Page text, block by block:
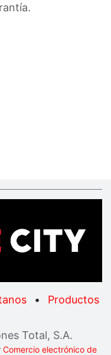
• Productos
Total, S.A.
Comercio electrónico de